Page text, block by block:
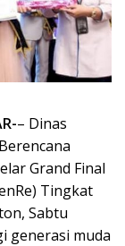
– Dinas
Grand Final
Tingkat
Sabtu
generasi muda